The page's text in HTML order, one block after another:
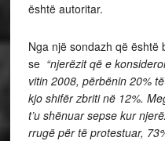
është autoritar.
Nga një sondazh që është
se “njerëzit që e
vitin 2008, përbënin 20%
kjo shifër zbriti në 12%.
t’u shënuar sepse kur
rrugë për të protestuar,